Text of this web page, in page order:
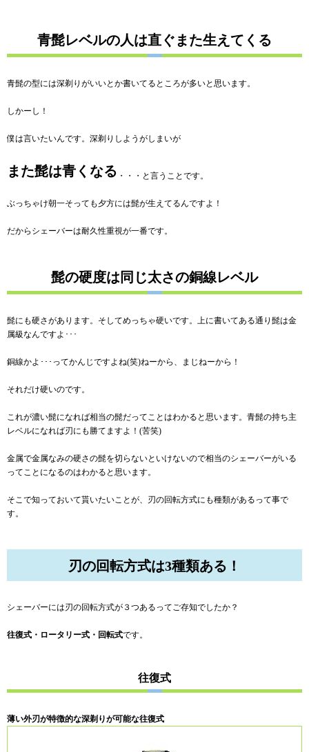
青髭レベルの人は直ぐまた生えてくる
青髭の型には深剃りがいいとか書いてるところが多いと思います。
しかーし！
僕は言いたいんです。深剃りしようがしまいが
また髭は青くなる ・・・と言うことです。
ぶっちゃけ朝一そっても夕方には髭が生えてるんですよ！
だからシェーバーは耐久性重視が一番です。
髭の硬度は同じ太さの銅線レベル
髭にも硬さがあります。そしてめっちゃ硬いです。上に書いてある通り髭は金
属級なんですよ･･･
銅線かよ･･･ってかんじですよね(笑)ねーから、まじねーから！
それだけ硬いのです。
これが濃い髭になれば相当の髭だってことはわかると思います。青髭の持ち主
レベルになれば刃にも勝てますよ！(苦笑)
金属で金属なみの硬さの髭を切らないといけないので相当のシェーバーがいる
ってことになるのはわかると思います。
そこで知っておいて貰いたいことが、刃の回転方式にも種類があるって事で
す。
刃の回転方式は3種類ある！
シェーバーには刃の回転方式が３つあるってご存知でしたか？
往復式・ロータリー式・回転式です。
往復式
薄い外刃が特徴的な深剃りが可能な往復式